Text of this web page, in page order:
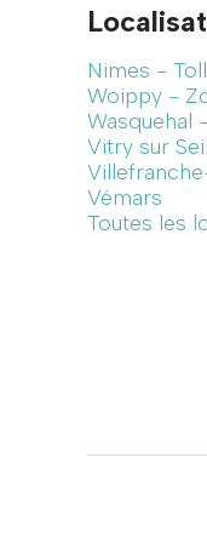
Nimes -
Woippy -
Wasquehal
Vitry sur
Vémars
Toutes les